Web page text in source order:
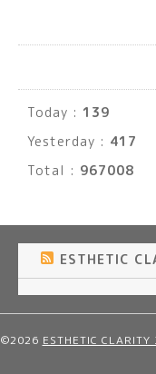
Today : 139
Yesterday : 417
Total : 967008
ESTHETIC
©2026 ESTHETIC